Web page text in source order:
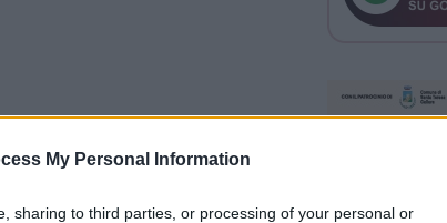
My Personal Information
sharing to third parties, or processing of your personal or